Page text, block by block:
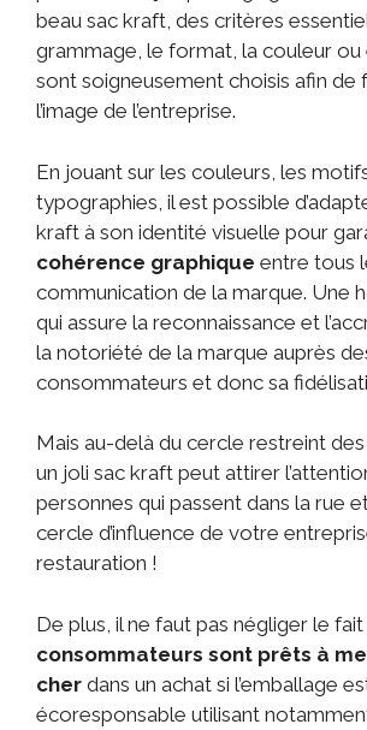
beau sac kraft, des critères
grammage, le format, la couleur
sont soigneusement choisis afin de
l’image de l’entreprise.
En jouant sur les couleurs, les
typographies, il est possible
kraft à son identité visuelle pour
cohérence graphique entre tous
communication de la marque. Une
qui assure la reconnaissance et
la notoriété de la marque auprès
consommateurs et donc sa
Mais au-delà du cercle restreint
un joli sac kraft peut attirer
personnes qui passent dans la rue
cercle d’influence de votre
restauration !
De plus, il ne faut pas négliger le
consommateurs sont prêts à
cher dans un achat si l’emballage
écoresponsable utilisant